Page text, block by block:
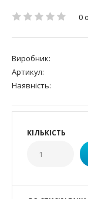
0
Виробник:
Артикул:
Наявність:
КІЛЬКІСТЬ